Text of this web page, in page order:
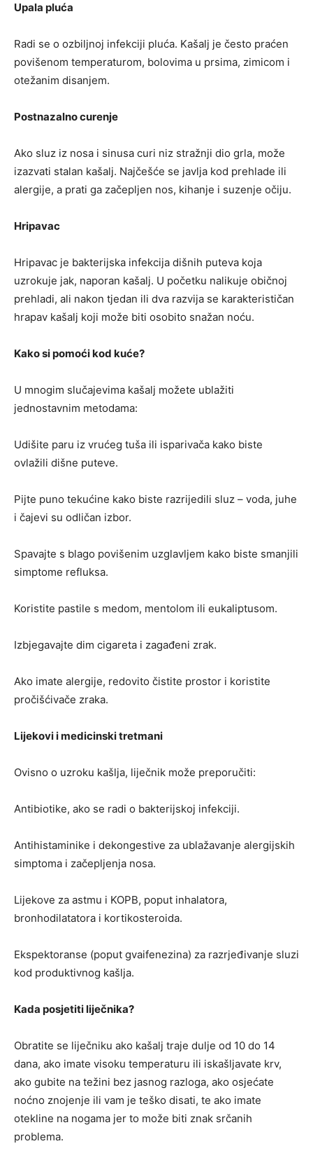
Upala pluća
Radi se o ozbiljnoj infekciji pluća. Kašalj je često praćen
povišenom temperaturom, bolovima u prsima, zimicom i
otežanim disanjem.
Postnazalno curenje
Ako sluz iz nosa i sinusa curi niz stražnji dio grla, može
izazvati stalan kašalj. Najčešće se javlja kod prehlade ili
alergije, a prati ga začepljen nos, kihanje i suzenje očiju.
Hripavac
Hripavac je bakterijska infekcija dišnih puteva koja
uzrokuje jak, naporan kašalj. U početku nalikuje običnoj
prehladi, ali nakon tjedan ili dva razvija se karakterističan
hrapav kašalj koji može biti osobito snažan noću.
Kako si pomoći kod kuće?
U mnogim slučajevima kašalj možete ublažiti
jednostavnim metodama:
Udišite paru iz vrućeg tuša ili isparivača kako biste
ovlažili dišne puteve.
Pijte puno tekućine kako biste razrijedili sluz – voda, juhe
i čajevi su odličan izbor.
Spavajte s blago povišenim uzglavljem kako biste smanjili
simptome refluksa.
Koristite pastile s medom, mentolom ili eukaliptusom.
Izbjegavajte dim cigareta i zagađeni zrak.
Ako imate alergije, redovito čistite prostor i koristite
pročišćivače zraka.
Lijekovi i medicinski tretmani
Ovisno o uzroku kašlja, liječnik može preporučiti:
Antibiotike, ako se radi o bakterijskoj infekciji.
Antihistaminike i dekongestive za ublažavanje alergijskih
simptoma i začepljenja nosa.
Lijekove za astmu i KOPB, poput inhalatora,
bronhodilatatora i kortikosteroida.
Ekspektoranse (poput gvaifenezina) za razrjeđivanje sluzi
kod produktivnog kašlja.
Kada posjetiti liječnika?
Obratite se liječniku ako kašalj traje dulje od 10 do 14
dana, ako imate visoku temperaturu ili iskašljavate krv,
ako gubite na težini bez jasnog razloga, ako osjećate
noćno znojenje ili vam je teško disati, te ako imate
otekline na nogama jer to može biti znak srčanih
problema.